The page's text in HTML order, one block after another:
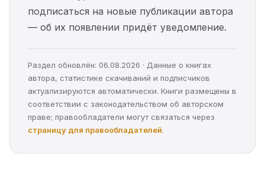
подписаться на новые публикации автора
— об их появлении придёт уведомление.
Раздел обновлён: 06.08.2026 · Данные о книгах
автора, статистике скачиваний и подписчиков
актуализируются автоматически. Книги размещены в
соответствии с законодательством об авторском
праве; правообладатели могут связаться через
страницу для правообладателей.